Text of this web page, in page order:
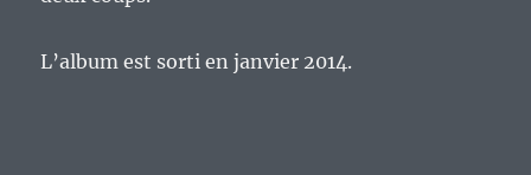
L’album est sorti en janvier 2014.